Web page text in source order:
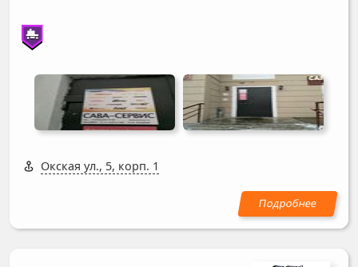
Окская ул., 5, корп. 1